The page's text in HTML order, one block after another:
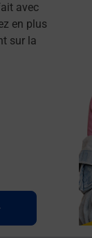
avec
en plus
sur la